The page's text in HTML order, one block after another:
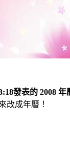
發表的 2008
改成年曆！